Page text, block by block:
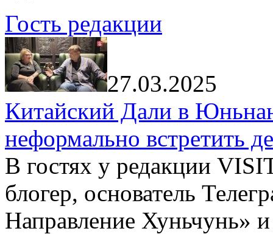
Гость редакции
27.03.2025
Китайский Дали в
неформально встретить
В гостях у редакции
блогер, основатель
Направление Хуньчунь»